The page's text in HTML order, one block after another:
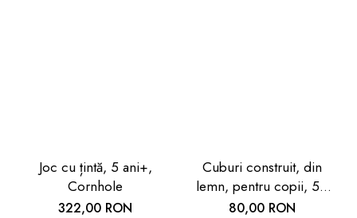
Joc cu țintă, 5 ani+,
Cornhole
322,00 RON
Cuburi construit, din
lemn, pentru copii, 50
piese, Goki
80,00 RON